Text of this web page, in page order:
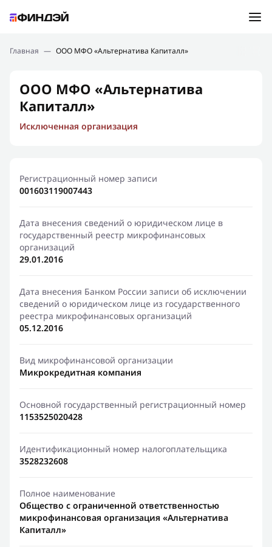
Подбор займа
Новости
Финансовое просвещение
Главная — ООО МФО «Альтернатива Капиталл»
ООО МФО «Альтернатива
Капиталл»
Исключенная организация
Регистрационный номер записи
001603119007443
Дата внесения сведений о юридическом лице в
государственный реестр микрофинансовых
организаций
29.01.2016
Дата внесения Банком России записи об исключении
сведений о юридическом лице из государственного
реестра микрофинансовых организаций
05.12.2016
Вид микрофинансовой организации
Микрокредитная компания
Основной государственный регистрационный номер
1153525020428
Идентификационный номер налогоплательщика
3528232608
Полное наименование
Общество с ограниченной ответственностью
микрофинансовая организация «Альтернатива
Капиталл»
Ошибка:Контактная форма не найдена.
Спасибо, что написали нам
Мы свяжемся с Вами в ближайшее время и сообщим
результат
Отправить новый запрос